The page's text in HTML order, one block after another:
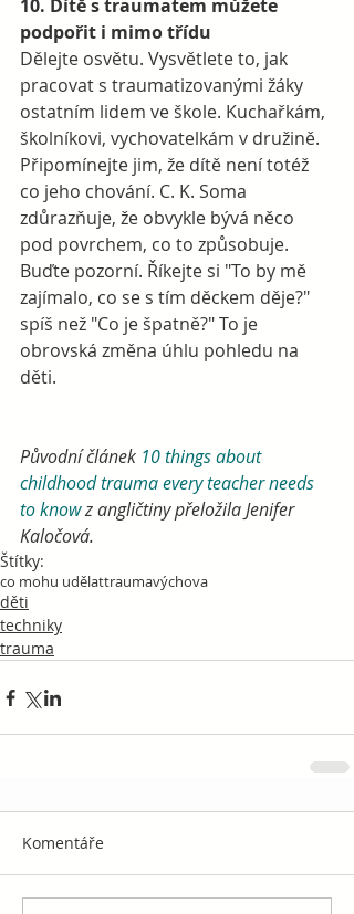
10. Dítě s traumatem můžete
podpořit i mimo třídu
Dělejte osvětu. Vysvětlete to, jak
pracovat s traumatizovanými žáky
ostatním lidem ve škole. Kuchařkám,
školníkovi, vychovatelkám v družině.
Připomínejte jim, že dítě není totéž
co jeho chování. C. K. Soma
zdůrazňuje, že obvykle bývá něco
pod povrchem, co to způsobuje.
Buďte pozorní. Říkejte si "To by mě
zajímalo, co se s tím děckem děje?"
spíš než "Co je špatně?" To je
obrovská změna úhlu pohledu na
děti.
Původní článek 10 things about
childhood trauma every teacher needs
to know z angličtiny přeložila Jenifer
Kaločová.
Štítky:
co mohu udělattraumavýchova
děti
techniky
trauma
Komentáře